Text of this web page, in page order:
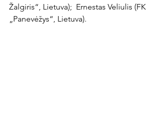
Žalgiris“, Lietuva);  Ernestas Veliulis (FK
„Panevėžys“, Lietuva).